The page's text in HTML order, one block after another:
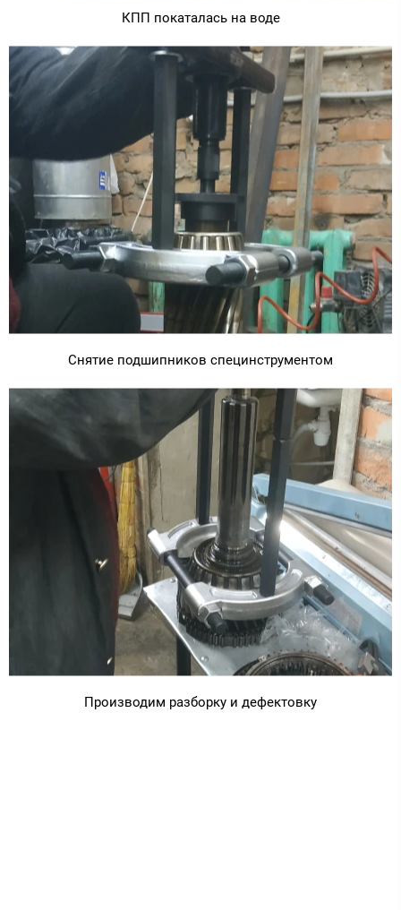
КПП покаталась на воде
Снятие подшипников специнструментом
Производим разборку и дефектовку